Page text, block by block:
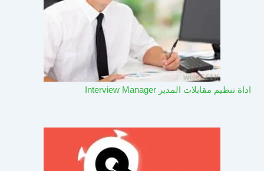
اداة تنظيم مقابلات المدير Interview Manager